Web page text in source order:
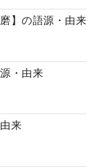
】の語源・由来
・由来
来